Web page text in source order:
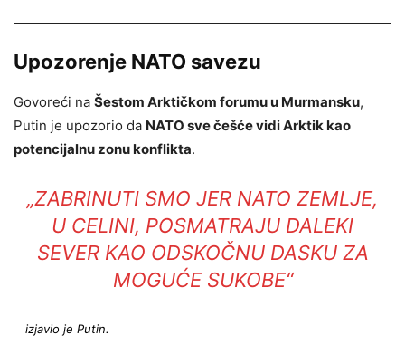
Upozorenje NATO savezu
Govoreći na Šestom Arktičkom forumu u Murmansku,
Putin je upozorio da NATO sve češće vidi Arktik kao
potencijalnu zonu konflikta.
„ZABRINUTI SMO JER NATO ZEMLJE,
U CELINI, POSMATRAJU DALEKI
SEVER KAO ODSKOČNU DASKU ZA
MOGUĆE SUKOBE“
izjavio je Putin.